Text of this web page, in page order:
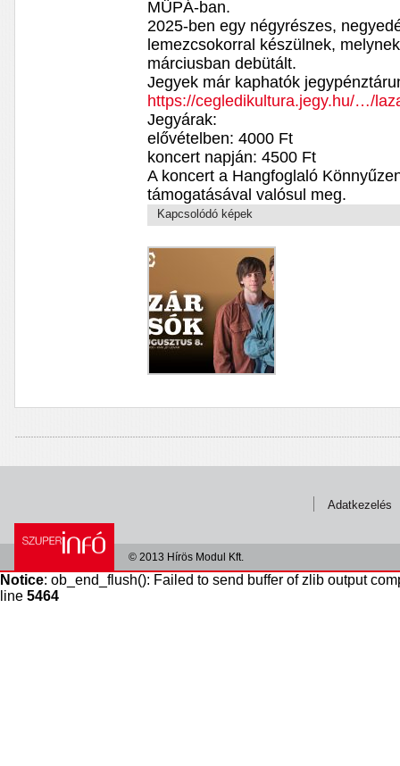
MÜPÁ-ban.
2025-ben egy négyrészes,
lemezcsokorral készülnek,
márciusban debütált.
Jegyek már kaphatók
https://cegledikultura.jegy.hu/…/
Jegyárak:
elővételben: 4000 Ft
koncert napján: 4500 Ft
A koncert a Hangfoglaló
támogatásával valósul meg.
Kapcsolódó képek
Adatkezelés
© 2013 Hírös Modul Kft.
Notice: ob_end_flush(): Failed to send buffer of zlib output
line 5464